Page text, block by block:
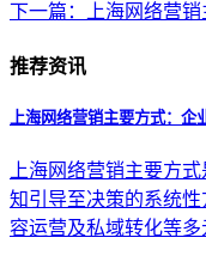
下一篇：上海网络营
推荐资讯
上海网络营销主要方式：
上海网络营销主要方
知引导至决策的系统
容运营及私域转化等多